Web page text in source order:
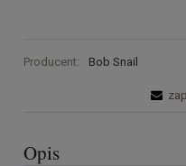
Producent: Bob Snail
Opis